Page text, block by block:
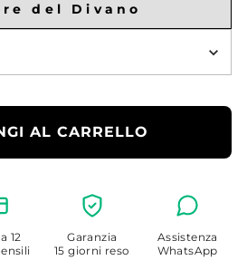
del Divano
AL CARRELLO
12
Garanzia
15 giorni reso
Assistenza
WhatsApp